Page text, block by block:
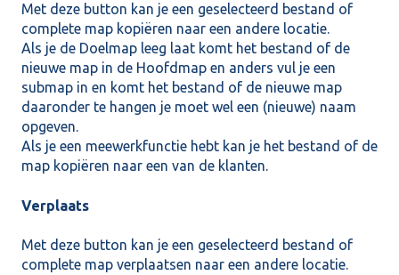
Met deze button kan je een geselecteerd bestand of
complete map kopiëren naar een andere locatie.
Als je de Doelmap leeg laat komt het bestand of de
nieuwe map in de Hoofdmap en anders vul je een
submap in en komt het bestand of de nieuwe map
daaronder te hangen je moet wel een (nieuwe) naam
opgeven.
Als je een meewerkfunctie hebt kan je het bestand of de
map kopiëren naar een van de klanten.
Verplaats
Met deze button kan je een geselecteerd bestand of
complete map verplaatsen naar een andere locatie.